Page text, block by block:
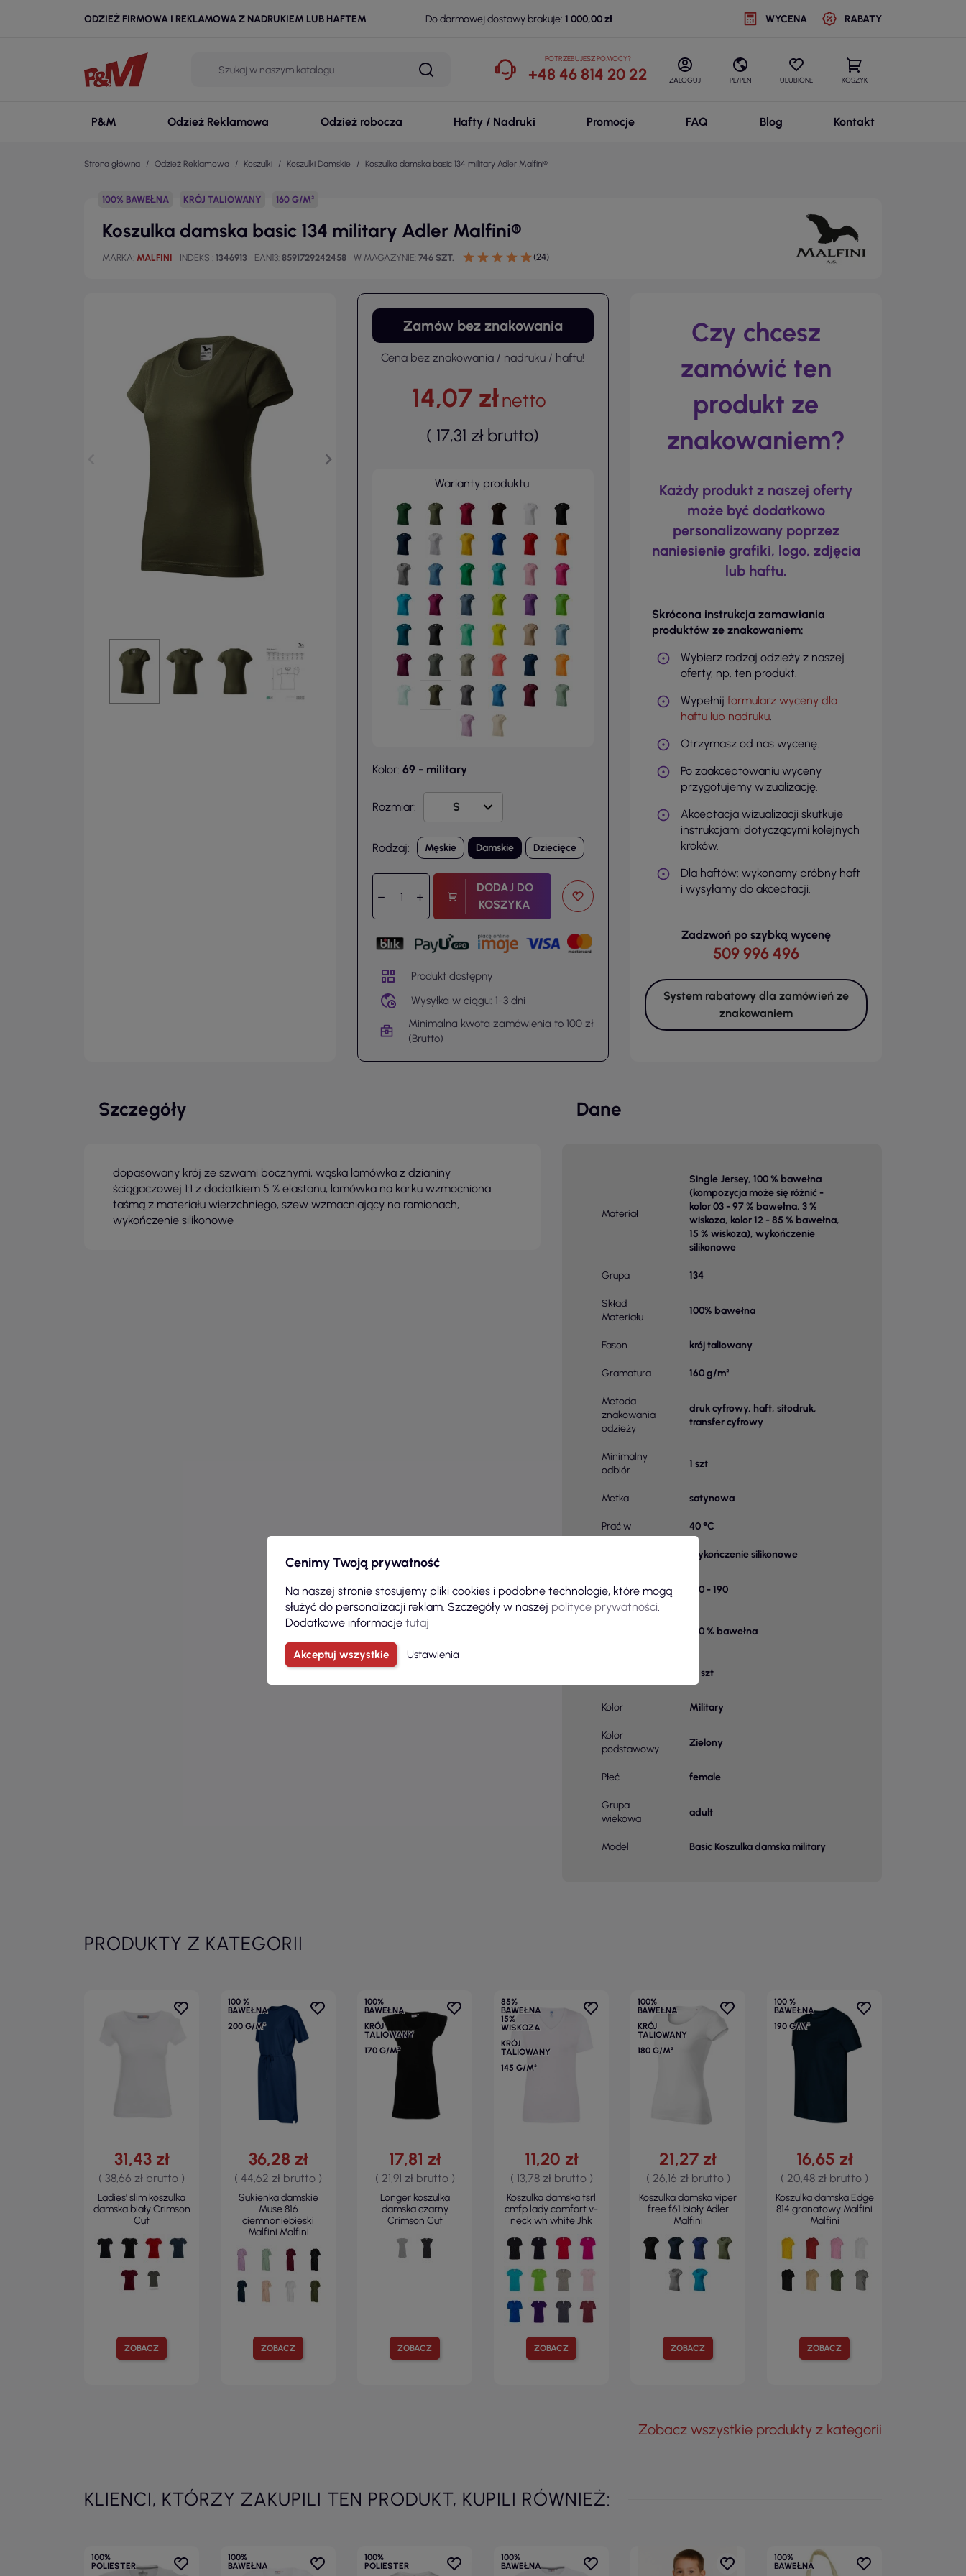
ODZIEŻ FIRMOWA I REKLAMOWA Z NADRUKIEM LUB HAFTEM Do darmowej dostawy brakuje: 1 000,00 zł WYCENA RABATY
POTRZEBUJESZ POMOCY?
+48 46 814 20 22 ZALOGUJ PL/PLN ULUBIONE KOSZYK
P&M Odzież Reklamowa Odzież robocza Hafty / Nadruki Promocje FAQ Blog Kontakt
Strona główna Odzież Reklamowa Koszulki Koszulki Damskie Koszulka damska basic 134 military Adler Malfini®
100% BAWEŁNA KRÓJ TALIOWANY 160 G/M²
Koszulka damska basic 134 military Adler Malfini®
MARKA MALFINI INDEKS 1346913 EAN13 8591729242458 W MAGAZYNIE 746 SZT. (24)
Zamów bez znakowania
Cena bez znakowania / nadruku / haftu!
14,07 złnetto
( 17,31 zł brutto)
Warianty produktu:
Kolor: 69 - military
Rozmiar:
Rodzaj: Męskie Damskie Dziecięce
DODAJ DO
KOSZYKA
Produkt dostępny
Wysyłka w ciągu: 1-3 dni
Minimalna kwota zamówienia to 100 zł
(Brutto)
Czy chcesz
zamówić ten
produkt ze
znakowaniem?
Każdy produkt z naszej oferty
może być dodatkowo
personalizowany poprzez
naniesienie grafiki, logo, zdjęcia
lub haftu.
Skrócona instrukcja zamawiania
produktów ze znakowaniem:
Wybierz rodzaj odzieży z naszej
oferty, np. ten produkt.
Wypełnij formularz wyceny dla
haftu lub nadruku.
Otrzymasz od nas wycenę.
Po zaakceptowaniu wyceny
przygotujemy wizualizację.
Akceptacja wizualizacji skutkuje
instrukcjami dotyczącymi kolejnych
kroków.
Dla haftów: wykonamy próbny haft
i wysyłamy do akceptacji.
Zadzwoń po szybką wycenę
509 996 496
System rabatowy dla zamówień ze
znakowaniem
Szczegóły
dopasowany krój ze szwami bocznymi, wąska lamówka z dzianiny
ściągaczowej 1:1 z dodatkiem 5 % elastanu, lamówka na karku wzmocniona
taśmą z materiału wierzchniego, szew wzmacniający na ramionach,
wykończenie silikonowe
Dane
Materiał
Single Jersey, 100 % bawełna
(kompozycja może się różnić -
kolor 03 - 97 % bawełna, 3 %
wiskoza, kolor 12 - 85 % bawełna,
15 % wiskoza), wykończenie
silikonowe
Grupa 134
Skład
Materiału
100% bawełna
Fason krój taliowany
Gramatura 160 g/m²
Metoda
znakowania
odzieży
druk cyfrowy, haft, sitodruk,
transfer cyfrowy
Minimalny
odbiór
1 szt
Metka satynowa
Prać w 40 °C
wykończenie silikonowe
kartonie
150 - 190
100 % bawełna
10 szt
Kolor Military
Kolor
podstawowy
Zielony
Płeć female
Grupa
wiekowa
adult
Model Basic Koszulka damska military
PRODUKTY Z KATEGORII
ZOBACZ
31,43 zł
( 38,66 zł brutto )
Ladies' slim koszulka
damska biały Crimson
Cut
100 %
BAWEŁNA
200 G/M²
ZOBACZ
36,28 zł
( 44,62 zł brutto )
Sukienka damskie
Muse 816
ciemnoniebieski
Malfini Malfini
100%
BAWEŁNA
KRÓJ
TALIOWANY
170 G/M²
ZOBACZ
17,81 zł
( 21,91 zł brutto )
Longer koszulka
damska czarny
Crimson Cut
85%
BAWEŁNA
15%
WISKOZA
KRÓJ
TALIOWANY
145 G/M²
ZOBACZ
11,20 zł
( 13,78 zł brutto )
Koszulka damska tsrl
cmfp lady comfort v-
neck wh white Jhk
100%
BAWEŁNA
KRÓJ
TALIOWANY
180 G/M²
ZOBACZ
21,27 zł
( 26,16 zł brutto )
Koszulka damska viper
free f61 biały Adler
Malfini
100 %
BAWEŁNA
190 G/M²
ZOBACZ
16,65 zł
( 20,48 zł brutto )
Koszulka damska Edge
814 granatowy Malfini
Malfini
Zobacz wszystkie produkty z kategorii
KLIENCI, KTÓRZY ZAKUPILI TEN PRODUKT, KUPILI RÓWNIEŻ:
100%
POLIESTER
100%
BAWEŁNA
100%
POLIESTER
100%
BAWEŁNA
100%
BAWEŁNA
Cenimy Twoją prywatność
Na naszej stronie stosujemy pliki cookies i podobne technologie, które mogą
służyć do personalizacji reklam. Szczegóły w naszej polityce prywatności
Dodatkowe informacje tutaj
Akceptuj wszystkie Ustawienia